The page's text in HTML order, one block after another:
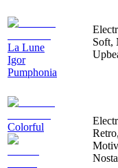
La Lune
Igor
Pumphonia
Soft,
Colorful